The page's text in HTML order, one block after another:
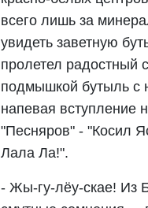
всего лишь за
увидеть заветную
пролетел радостный
подмышкой бутыль с
напевая вступление
"Песняров" - "Косил
Лала Ла!".
- Жы-гу-лёу-скае! Из